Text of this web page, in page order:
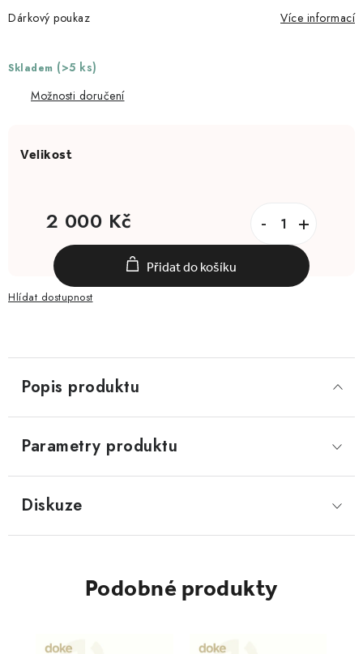
Dárkový poukaz Více informací
Skladem (>5 ks)
Možnosti doručení
2 000 Kč
Přidat do košíku
Hlídat
Popis produktu
Parametry produktu
Diskuze
Podobné produkty